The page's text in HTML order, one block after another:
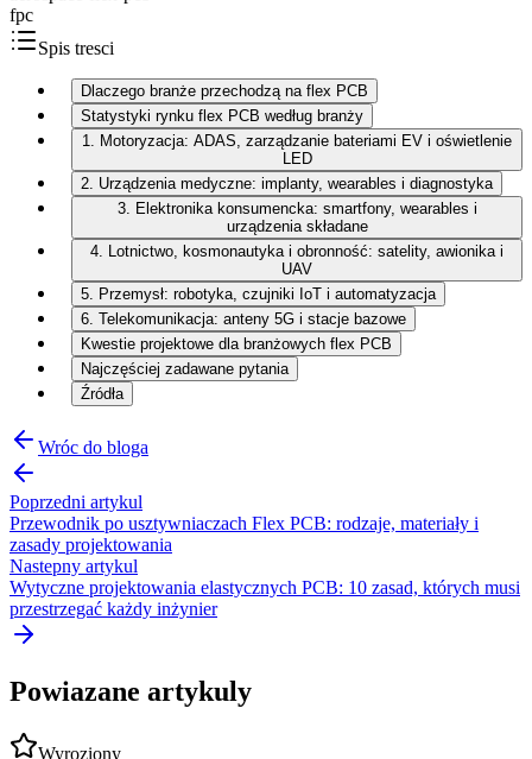
fpc
Spis tresci
Dlaczego branże przechodzą na flex PCB
Statystyki rynku flex PCB według branży
1. Motoryzacja: ADAS, zarządzanie bateriami EV i oświetlenie
LED
2. Urządzenia medyczne: implanty, wearables i diagnostyka
3. Elektronika konsumencka: smartfony, wearables i
urządzenia składane
4. Lotnictwo, kosmonautyka i obronność: satelity, awionika i
UAV
5. Przemysł: robotyka, czujniki IoT i automatyzacja
6. Telekomunikacja: anteny 5G i stacje bazowe
Kwestie projektowe dla branżowych flex PCB
Najczęściej zadawane pytania
Źródła
Wróc do bloga
Poprzedni artykul
Przewodnik po usztywniaczach Flex PCB: rodzaje, materiały i
zasady projektowania
Nastepny artykul
Wytyczne projektowania elastycznych PCB: 10 zasad, których musi
przestrzegać każdy inżynier
Powiazane artykuly
Wyroziony